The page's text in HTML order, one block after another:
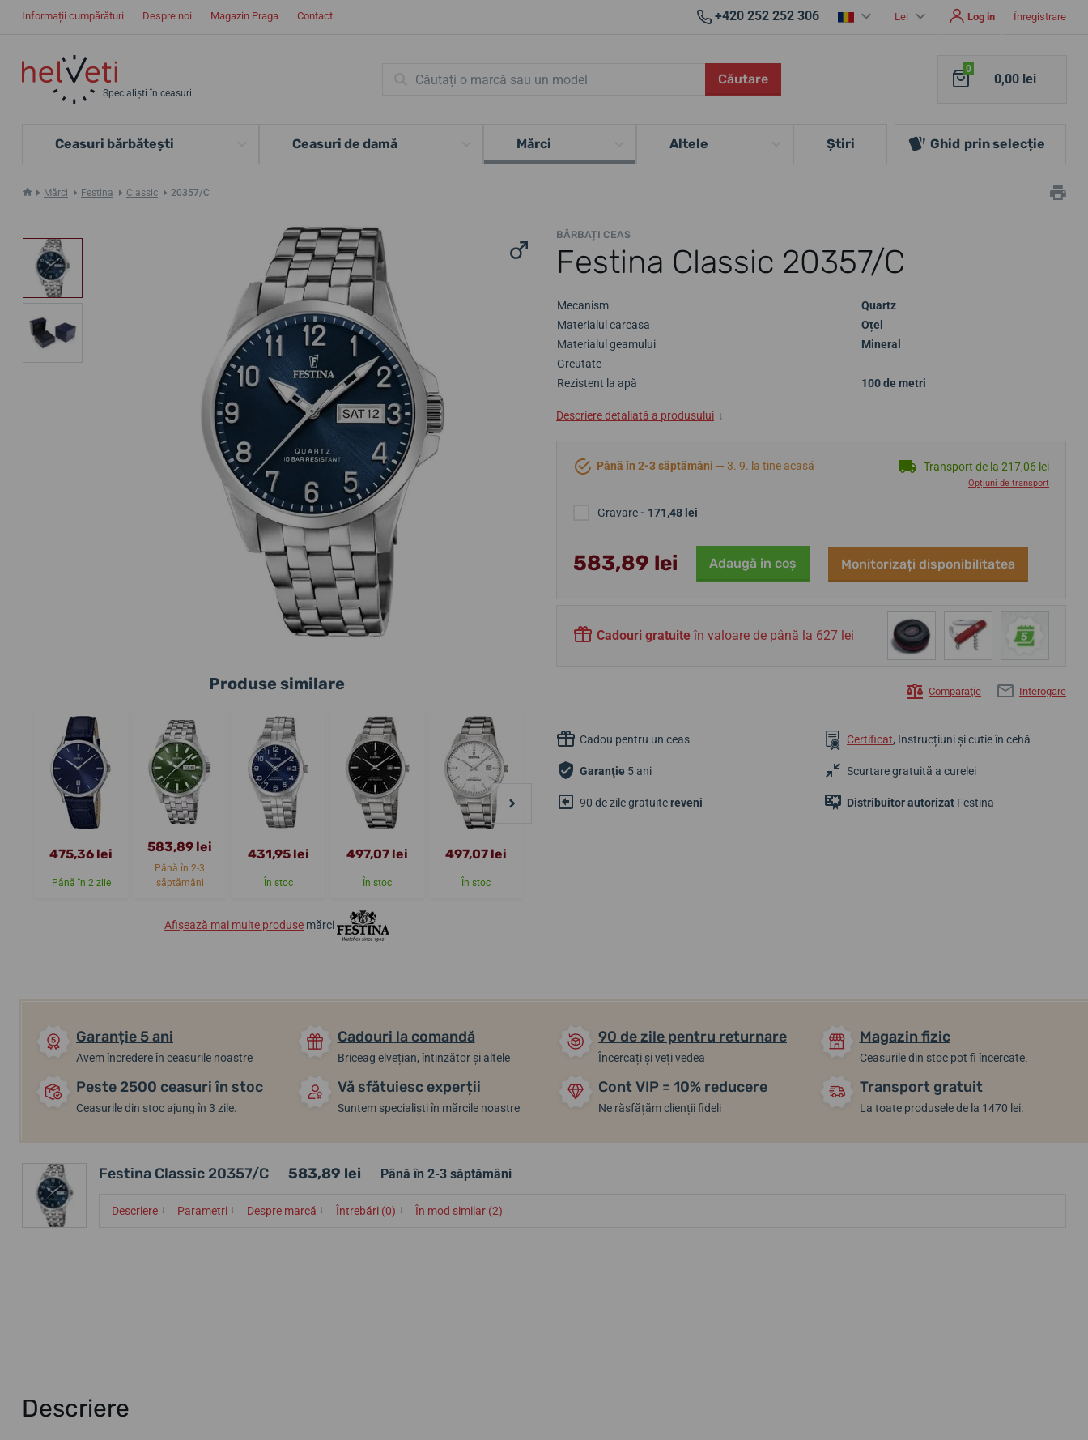
Informații cumpărături Despre noi Magazin Praga Contact +420 252 252 306 Lei Log in Înregistrare
Specialiști în ceasuri
Căutare
0
0,00 lei
Ceasuri bărbătești Ceasuri de damă Mărci Altele Ştiri Ghid prin selecție
Mărci Festina Classic 20357/C
BĂRBAȚI CEAS
Festina Classic 20357/C
Mecanism
Quartz
Materialul carcasa
Oțel
Materialul geamului
Mineral
Greutate
Rezistent la apă
100 de metri
Descriere detaliată a produsului ↓
Până în 2-3 săptămâni — 3. 9. la tine acasă Transport de la 217,06 lei
Opțiuni de transport
Gravare- 171,48 lei
583,89 lei Adaugă in coş Monitorizați disponibilitatea
Cadouri gratuite în valoare de până la 627 lei
Comparaţie Interogare
Cadou pentru un ceas Certificat, Instrucțiuni și cutie în cehă
Garanţie 5 ani Scurtare gratuită a curelei
90 de zile gratuitereveni Distribuitor autorizat Festina
Produse similare
475,36 lei
Până în 2 zile
583,89 lei
Până în 2-3
săptămâni
431,95 lei
În stoc
497,07 lei
În stoc
497,07 lei
În stoc
Afișează mai multe produse mărci
Garanție 5 ani
Avem încredere în ceasurile noastre
Cadouri la comandă
Briceag elvețian, întinzător și altele
90 de zile pentru returnare
Încercați și veți vedea
Magazin fizic
Ceasurile din stoc pot fi încercate.
Peste 2500 ceasuri în stoc
Ceasurile din stoc ajung în 3 zile.
Vă sfătuiesc experții
Suntem specialiști în mărcile noastre
Cont VIP = 10% reducere
Ne răsfățăm clienții fideli
Transport gratuit
La toate produsele de la 1470 lei.
Festina Classic 20357/C 583,89 lei Până în 2-3 săptămâni
Descriere ↓ Parametri ↓ Despre marcă ↓ Întrebări (0) ↓ În mod similar (2) ↓
Descriere